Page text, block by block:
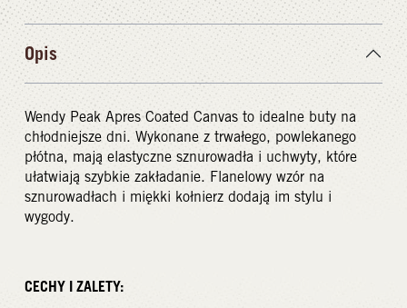
Opis
Wendy Peak Apres Coated Canvas to idealne buty na
chłodniejsze dni. Wykonane z trwałego, powlekanego
płótna, mają elastyczne sznurowadła i uchwyty, które
ułatwiają szybkie zakładanie. Flanelowy wzór na
sznurowadłach i miękki kołnierz dodają im stylu i
wygody.
CECHY I ZALETY: